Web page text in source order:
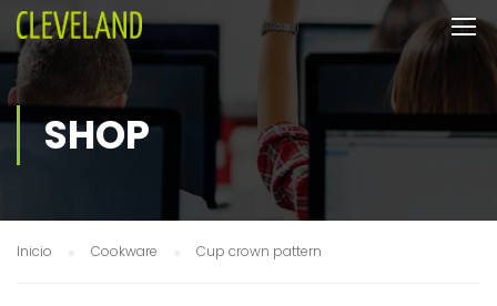
SHOP
Inicio Cookware Cup crown pattern